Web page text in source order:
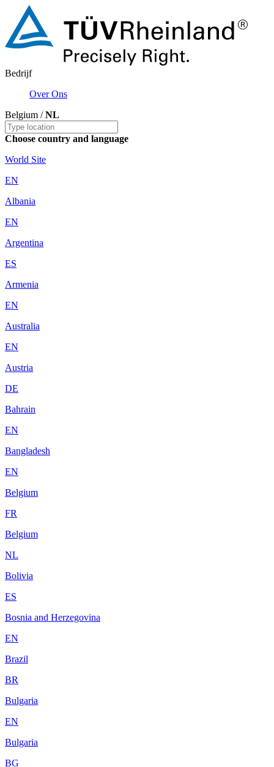
Bedrijf
Over Ons
Belgium /NL
Choose country and language
World Site
EN
Albania
EN
Argentina
ES
Armenia
EN
Australia
EN
Austria
DE
Bahrain
EN
Bangladesh
EN
Belgium
FR
Belgium
NL
Bolivia
ES
Bosnia and Herzegovina
EN
Brazil
BR
Bulgaria
EN
Bulgaria
BG